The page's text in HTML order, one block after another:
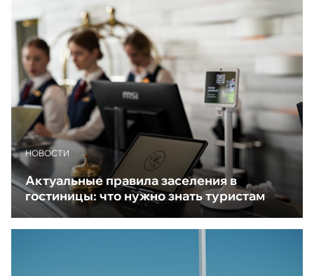
НОВОСТИ
Актуальные правила заселения в
гостиницы: что нужно знать туристам